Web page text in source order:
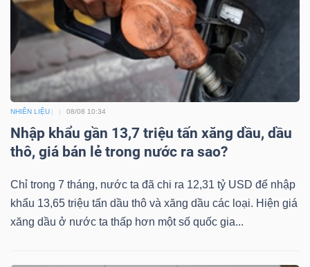
NHIÊN LIỆU 08/08 10:34
Nhập khẩu gần 13,7 triệu tấn xăng dầu, dầu
thô, giá bán lẻ trong nước ra sao?
Chỉ trong 7 tháng, nước ta đã chi ra 12,31 tỷ USD để nhập
khẩu 13,65 triệu tấn dầu thô và xăng dầu các loại. Hiện giá
xăng dầu ở nước ta thấp hơn một số quốc gia...
LIỆU
CÔNG
NGHIỆP
DÙNG